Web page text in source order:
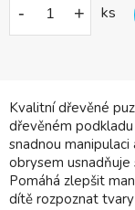
Kvalitní dřevěné
dřevěném
snadnou
obrysem usnadňuje
Pomáhá zlepšit
dítě rozpoznat tvary
- + ks